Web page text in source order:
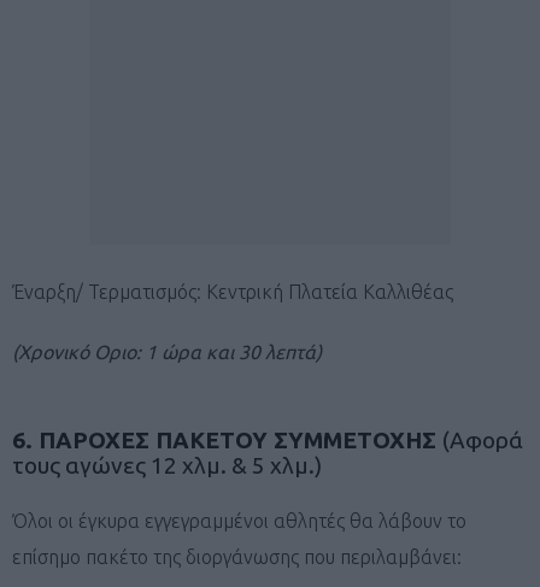
Έναρξη/ Τερματισμός: Κεντρική Πλατεία Καλλιθέας
(Χρονικό Οριο: 1 ώρα και 30 λεπτά)
6. ΠΑΡΟΧΕΣ ΠΑΚΕΤΟΥ ΣΥΜΜΕΤΟΧΗΣ (Αφορά
τους αγώνες 12 χλμ. & 5 χλμ.)
Όλοι οι έγκυρα εγγεγραμμένοι αθλητές θα λάβουν το
επίσημο πακέτο της διοργάνωσης που περιλαμβάνει: